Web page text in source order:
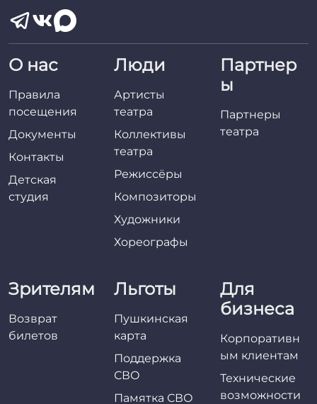
О нас
Правила
посещения
Документы
Контакты
Детская
студия
Люди
Артисты
театра
Коллективы
театра
Режиссёры
Композиторы
Художники
Хореографы
Партнер
ы
Партнеры
театра
Зрителям
Возврат
билетов
Льготы
Пушкинская
карта
Поддержка
СВО
Памятка СВО
Для
бизнеса
Корпоративн
ым клиентам
Технические
возможности